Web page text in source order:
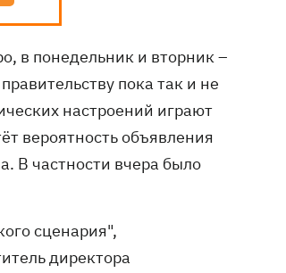
в понедельник и вторник –
пока так и не
настроений играют
вероятность объявления
В частности вчера было
сценария",
директора